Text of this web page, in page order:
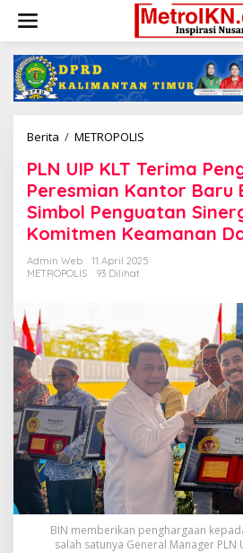
konten
Berita / METROPOLIS
KLT
Terima
Penghargaan
di
Peresmian
Baru
Penguatan
Sinergi
dan
Komitmen
Keamanan
Daerah
PLN UIP KLT Terima
Peresmian Kantor Baru
Simbol Penguatan
Komitmen Keamanan
Admin Web
11 April 2025
METROPOLIS
93 Dilihat
BIN memberikan penghargaan
salah satunya General Manager PLN